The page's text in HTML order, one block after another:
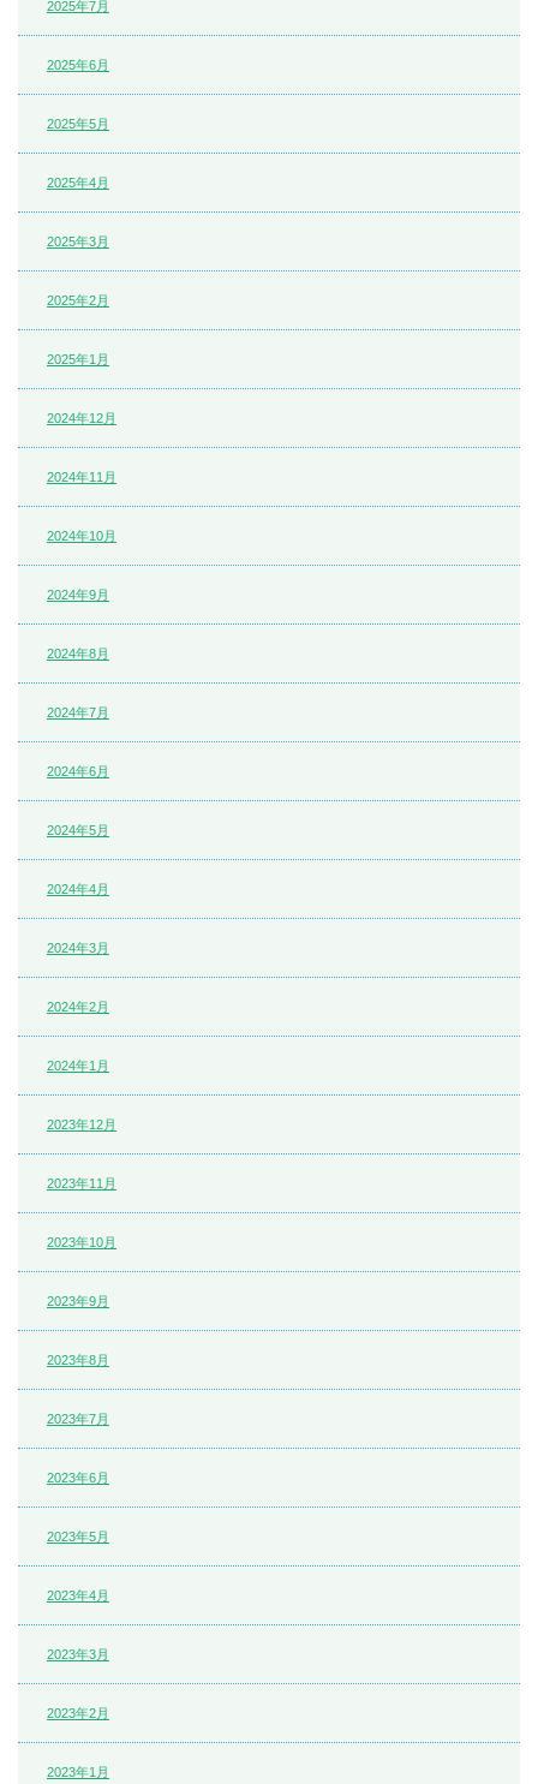
2025年7月
2025年6月
2025年5月
2025年4月
2025年3月
2025年2月
2025年1月
2024年12月
2024年11月
2024年10月
2024年9月
2024年8月
2024年7月
2024年6月
2024年5月
2024年4月
2024年3月
2024年2月
2024年1月
2023年12月
2023年11月
2023年10月
2023年9月
2023年8月
2023年7月
2023年6月
2023年5月
2023年4月
2023年3月
2023年2月
2023年1月